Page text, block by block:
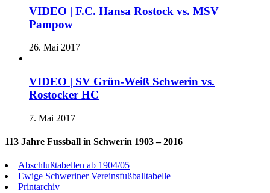
VIDEO | F.C. Hansa Rostock vs. MSV
Pampow
26. Mai 2017
VIDEO | SV Grün-Weiß Schwerin vs.
Rostocker HC
7. Mai 2017
113 Jahre Fussball in Schwerin 1903 – 2016
Abschlußtabellen ab 1904/05
Ewige Schweriner Vereinsfußballtabelle
Printarchiv